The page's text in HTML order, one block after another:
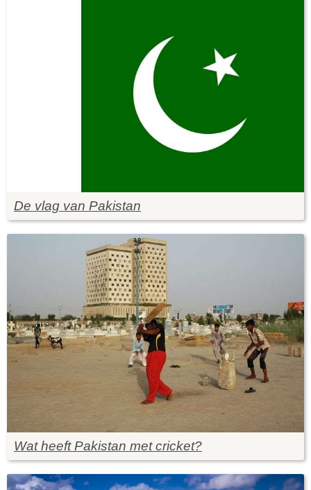
De vlag van Pakistan
Wat heeft Pakistan met cricket?